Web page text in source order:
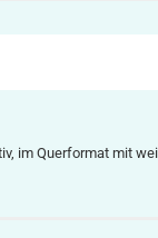
, im Querformat mit